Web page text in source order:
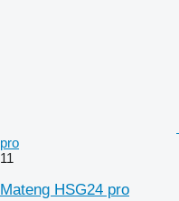
pro
11
Mateng HSG24 pro